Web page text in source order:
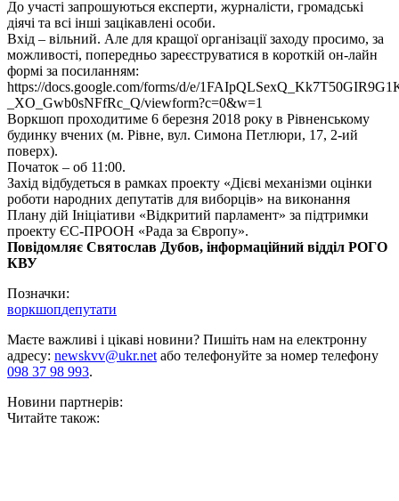
До участі запрошуються експерти, журналісти, громадські
діячі та всі інші зацікавлені особи.
Вхід – вільний. Але для кращої організації заходу просимо, за
можливості, попередньо зареєструватися в короткій он-лайн
формі за посиланням:
https://docs.google.com/forms/d/e/
_XO_Gwb0sNFfRc_Q/viewform?c=0&w=1
Воркшоп проходитиме 6 березня 2018 року в Рівненському
будинку вчених (м. Рівне, вул. Симона Петлюри, 17, 2-ий
поверх).
Початок – об 11:00.
Захід відбудеться в рамках проекту «Дієві механізми оцінки
роботи народних депутатів для виборців» на виконання
Плану дій Ініціативи «Відкритий парламент» за підтримки
проекту ЄС-ПРООН «Рада за Європу».
Повідомляє Святослав Дубов, інформаційний відділ РОГО
КВУ
Позначки:
воркшопдепутати
Маєте важливі і цікаві новини? Пишіть нам на електронну
адресу: newskvv@ukr.netабо телефонуйте за номер телефону
098 37 98 993.
Новини партнерів:
Читайте також: